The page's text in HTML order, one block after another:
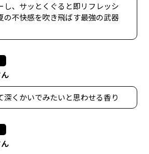
し、サッとくぐると即リフレッシ
の不快感を吹き飛ばす最強の武器
深くかいでみたいと思わせる香り